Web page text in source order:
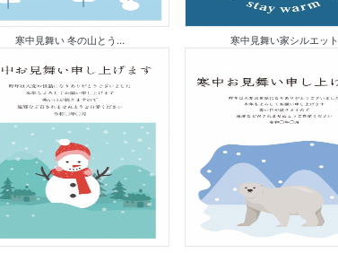
寒中見舞い 冬の山とう... 寒中見舞い家シルエット